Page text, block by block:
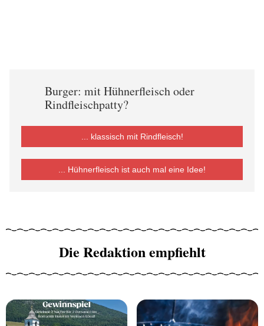
Burger: mit Hühnerfleisch oder
Rindfleischpatty?
... klassisch mit Rindfleisch!
... Hühnerfleisch ist auch mal eine Idee!
Die Redaktion empfiehlt